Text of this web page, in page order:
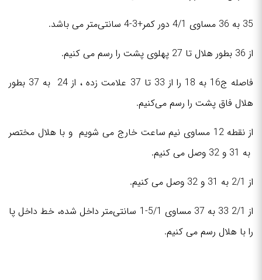
35 به 36 مساوی 4/1 دور کمر+3-4 سانتی‌متر می باشد.
از 36 بطور هلال تا 27 پهلوی پشت را رسم می کنیم.
فاصله ج16 به 18 را از 33 تا 37 علامت زده ، از 24 به 37 بطور
هلال فاق پشت را رسم می‌کنیم.
از نقطه 12 مساوی نیم ساعت خارج می شویم و با هلال مختصر
به 31 و 32 وصل می کنیم.
از 2/1 به 31 و 32 وصل می کنیم.
از 2/1 33 به 37 مساوی 5/1-1 سانتی‌متر داخل شده، خط داخل پا
را با هلال رسم می کنیم.